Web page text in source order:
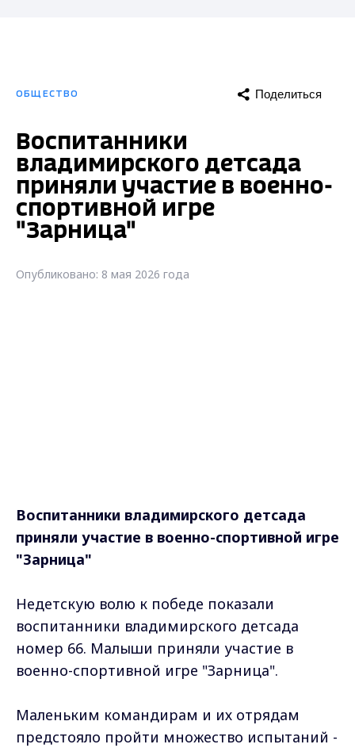
ОБЩЕСТВО Поделиться
Воспитанники
владимирского детсада
приняли участие в военно-
спортивной игре
"Зарница"
Опубликовано: 8 мая 2026 года
Воспитанники владимирского детсада
приняли участие в военно-спортивной игре
"Зарница"
Недетскую волю к победе показали
воспитанники владимирского детсада
номер 66. Малыши приняли участие в
военно-спортивной игре "Зарница".
Маленьким командирам и их отрядам
предстояло пройти множество испытаний -